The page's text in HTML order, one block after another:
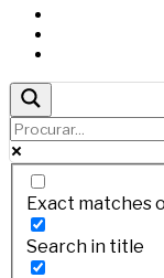
Exact matches
Search in title